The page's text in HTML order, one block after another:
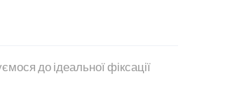
до ідеальної фіксації